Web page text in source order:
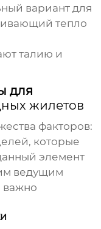
вариант для
тепло
талию и
для
жилетов
факторов:
которые
элемент
ведущим
важно